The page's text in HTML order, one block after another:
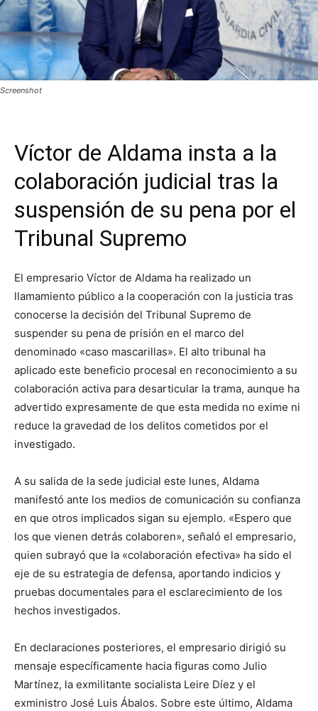
Screenshot
Víctor de Aldama insta a la
colaboración judicial tras la
suspensión de su pena por el
Tribunal Supremo
El empresario Víctor de Aldama ha realizado un
llamamiento público a la cooperación con la justicia tras
conocerse la decisión del Tribunal Supremo de
suspender su pena de prisión en el marco del
denominado «caso mascarillas». El alto tribunal ha
aplicado este beneficio procesal en reconocimiento a su
colaboración activa para desarticular la trama, aunque ha
advertido expresamente de que esta medida no exime ni
reduce la gravedad de los delitos cometidos por el
investigado.
A su salida de la sede judicial este lunes, Aldama
manifestó ante los medios de comunicación su confianza
en que otros implicados sigan su ejemplo. «Espero que
los que vienen detrás colaboren», señaló el empresario,
quien subrayó que la «colaboración efectiva» ha sido el
eje de su estrategia de defensa, aportando indicios y
pruebas documentales para el esclarecimiento de los
hechos investigados.
En declaraciones posteriores, el empresario dirigió su
mensaje específicamente hacia figuras como Julio
Martínez, la exmilitante socialista Leire Díez y el
exministro José Luis Ábalos. Sobre este último, Aldama